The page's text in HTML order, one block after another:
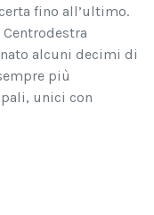
fino all’ultimo.
alcuni decimi di
più
unici con